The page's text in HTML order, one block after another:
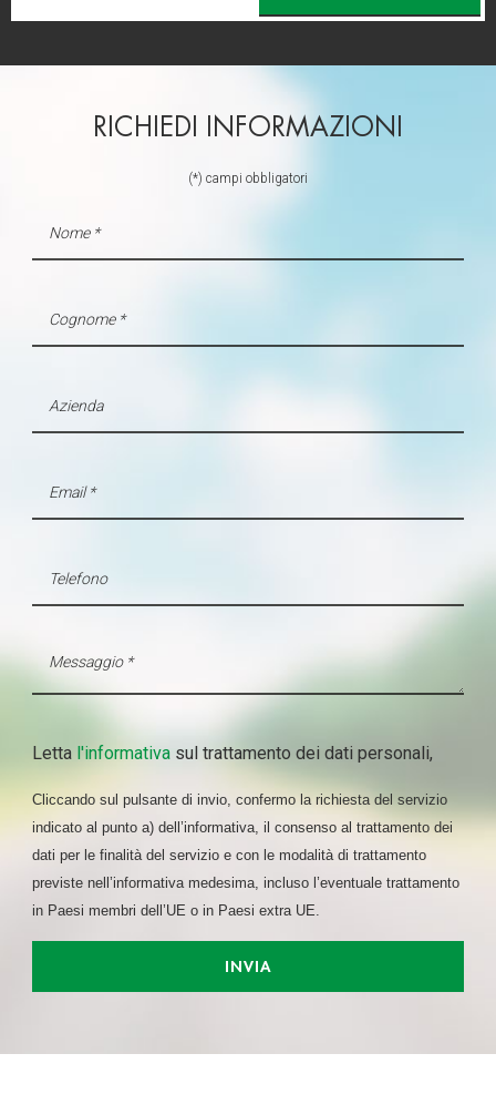
RICHIEDI INFORMAZIONI
(*) campi obbligatori
Letta l'informativasul trattamento dei dati personali,
Cliccando sul pulsante di invio, confermo la richiesta del servizio
indicato al punto a) dell’informativa, il consenso al trattamento dei
dati per le finalità del servizio e con le modalità di trattamento
previste nell’informativa medesima, incluso l’eventuale trattamento
in Paesi membri dell’UE o in Paesi extra UE.
INVIA